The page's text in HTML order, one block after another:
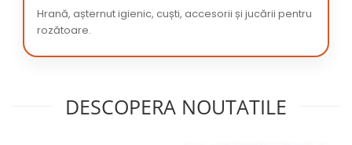
Hrană, așternut igienic, cuști, accesorii și jucării pentru
rozătoare.
DESCOPERA NOUTATILE